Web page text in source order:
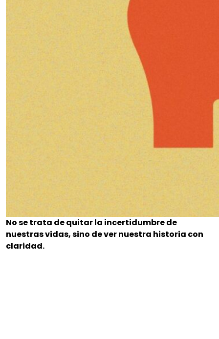
No se trata de quitar la incertidumbre de
nuestras vidas, sino de ver nuestra historia con
claridad.